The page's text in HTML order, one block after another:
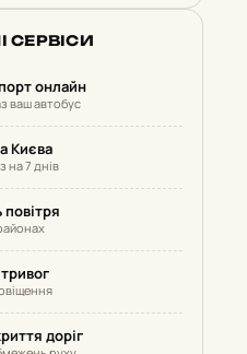
СЕРВІСИ
онлайн
ваш автобус
Києва
на 7 днів
повітря
доріг